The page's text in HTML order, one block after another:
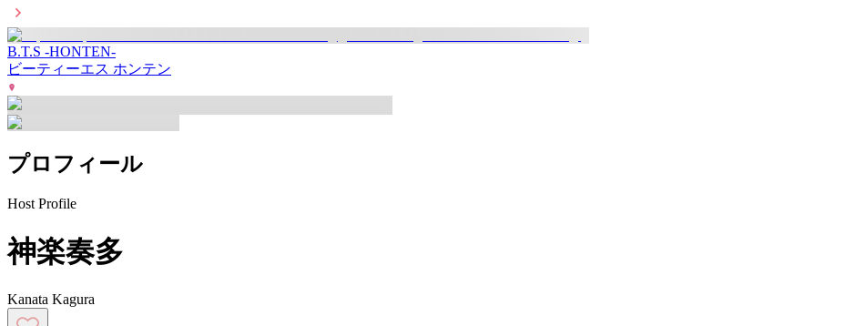
B.T.S -HONTEN-
ビーティーエス ホンテン
プロフィール
Host Profile
神楽奏多
Kanata Kagura